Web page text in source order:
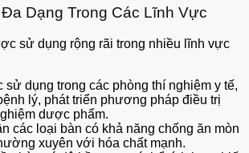
Dạng Trong Các Lĩnh Vực
sử dụng rộng rãi trong nhiều lĩnh vực
dụng trong các phòng thí nghiệm y tế,
lý, phát triển phương pháp điều trị
dược phẩm.
các loại bàn có khả năng chống ăn mòn
xuyên với hóa chất mạnh.